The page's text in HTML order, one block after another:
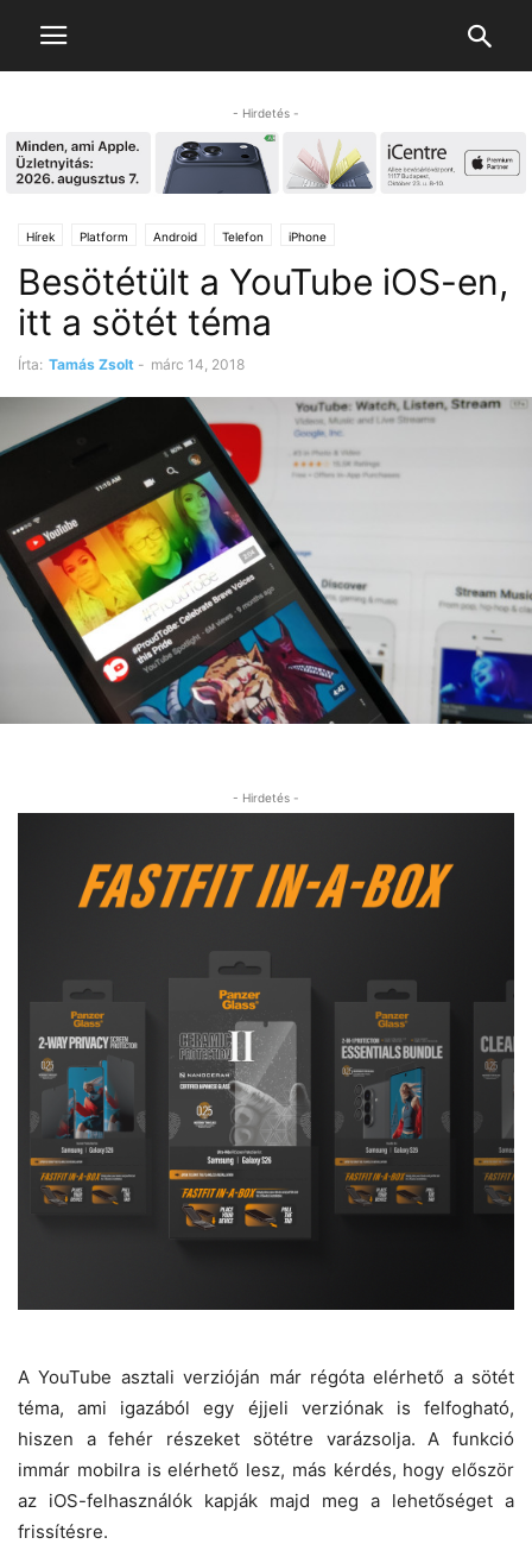
- Hirdetés -
Hírek Platform Android Telefon iPhone
Besötétült a YouTube iOS-en,
itt a sötét téma
Írta: Tamás Zsolt - márc 14, 2018
- Hirdetés -
A YouTube asztali verzióján már régóta elérhető a sötét
téma, ami igazából egy éjjeli verziónak is felfogható,
hiszen a fehér részeket sötétre varázsolja. A funkció
immár mobilra is elérhető lesz, más kérdés, hogy először
az iOS-felhasználók kapják majd meg a lehetőséget a
frissítésre.